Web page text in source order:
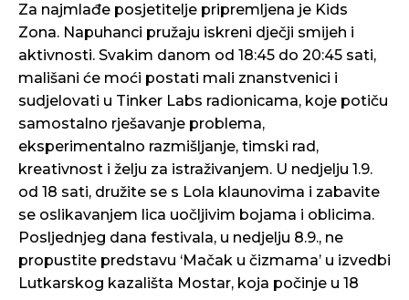
Za najmlađe posjetitelje pripremljena je Kids
Zona. Napuhanci pružaju iskreni dječji smijeh i
aktivnosti. Svakim danom od 18:45 do 20:45 sati,
mališani će moći postati mali znanstvenici i
sudjelovati u Tinker Labs radionicama, koje potiču
samostalno rješavanje problema,
eksperimentalno razmišljanje, timski rad,
kreativnost i želju za istraživanjem. U nedjelju 1.9.
od 18 sati, družite se s Lola klaunovima i zabavite
se oslikavanjem lica uočljivim bojama i oblicima.
Posljednjeg dana festivala, u nedjelju 8.9., ne
propustite predstavu ‘Mačak u čizmama’ u izvedbi
Lutkarskog kazališta Mostar, koja počinje u 18